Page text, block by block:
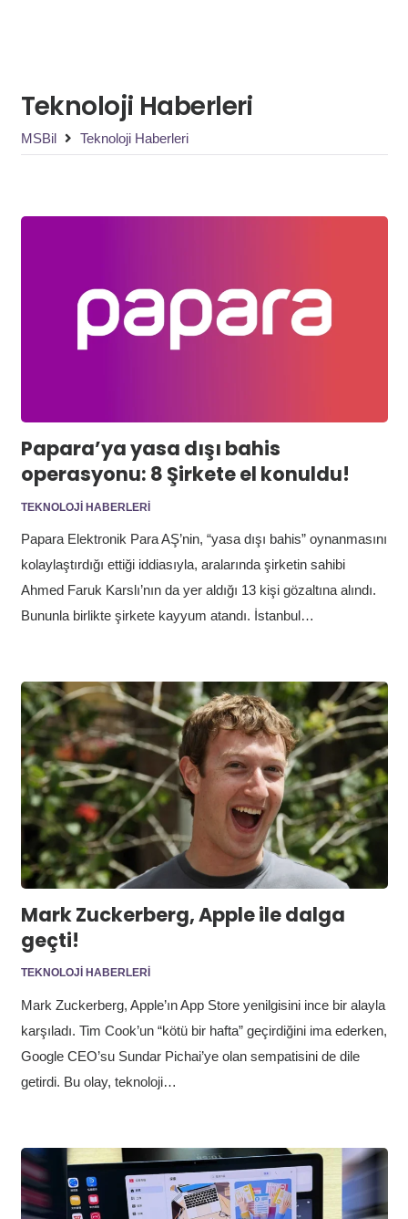
Teknoloji Haberleri
MSBil Teknoloji Haberleri
Papara’ya yasa dışı bahis
operasyonu: 8 Şirkete el konuldu!
TEKNOLOJI HABERLERI
Papara Elektronik Para AŞ’nin, “yasa dışı bahis” oynanmasını
kolaylaştırdığı ettiği iddiasıyla, aralarında şirketin sahibi
Ahmed Faruk Karslı’nın da yer aldığı 13 kişi gözaltına alındı.
Bununla birlikte şirkete kayyum atandı. İstanbul…
Mark Zuckerberg, Apple ile dalga
geçti!
TEKNOLOJI HABERLERI
Mark Zuckerberg, Apple’ın App Store yenilgisini ince bir alayla
karşıladı. Tim Cook’un “kötü bir hafta” geçirdiğini ima ederken,
Google CEO’su Sundar Pichai’ye olan sempatisini de dile
getirdi. Bu olay, teknoloji…